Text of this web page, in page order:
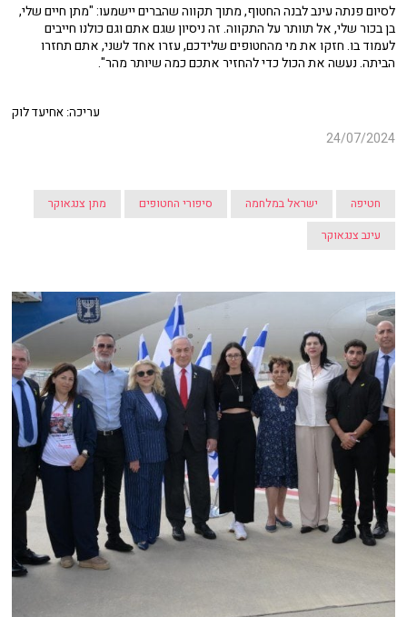
לסיום פנתה עינב לבנה החטוף, מתוך תקווה שהברים יישמעו: "מתן חיים שלי,
בן בכור שלי, אל תוותר על התקווה. זה ניסיון שגם אתם וגם כולנו חייבים
לעמוד בו. חזקו את מי מהחטופים שלידכם, עזרו אחד לשני, אתם תחזרו
הביתה. נעשה את הכול כדי להחזיר אתכם כמה שיותר מהר".
עריכה: אחיעד לוק
24/07/2024
חטיפה ישראל במלחמה סיפורי החטופים
מתן צנגאוקר
עינב צנגאוקר